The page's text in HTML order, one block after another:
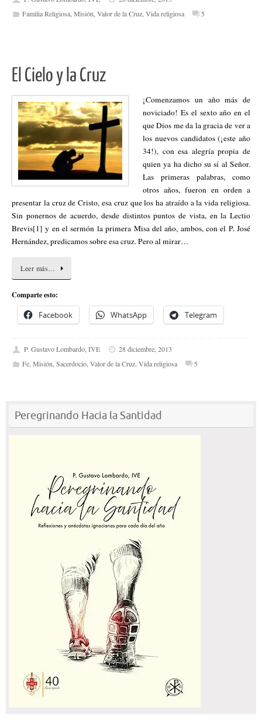
Familia Religiosa,Misión,Valor de la Cruz,Vida religiosa 5
El Cielo y la Cruz
¡Comenzamos un año más de
noviciado! Es el sexto año en el
que Dios me da la gracia de ver a
los nuevos candidatos (¡este año
34!), con esa alegría propia de
quien ya ha dicho su sí al Señor.
Las primeras palabras, como
otros años, fueron en orden a
presentar la cruz de Cristo, esa cruz que los ha atraído a la vida religiosa.
Sin ponernos de acuerdo, desde distintos puntos de vista, en la Lectio
Brevis[1] y en el sermón la primera Misa del año, ambos, con el P. José
Hernández, predicamos sobre esa cruz. Pero al mirar…
Leer más…
Comparte esto:
Facebook WhatsApp Telegram
P. Gustavo Lombardo, IVE
28 diciembre, 2013
Fe,Misión,Sacerdocio,Valor de la Cruz,Vida religiosa 5
Peregrinando Hacia la Santidad